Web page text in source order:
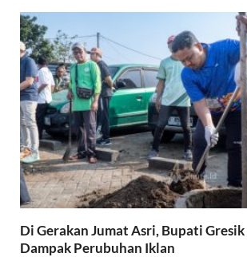
Di Gerakan Jumat Asri, Bupati
Dampak Perubuhan Iklan